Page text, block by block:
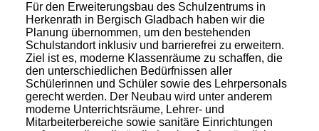
Für den Erweiterungsbau des Schulzentrums in
Herkenrath in Bergisch Gladbach haben wir die
Planung übernommen, um den bestehenden
Schulstandort inklusiv und barrierefrei zu erweitern.
Ziel ist es, moderne Klassenräume zu schaffen, die
den unterschiedlichen Bedürfnissen aller
Schülerinnen und Schüler sowie des Lehrpersonals
gerecht werden. Der Neubau wird unter anderem
moderne Unterrichtsräume, Lehrer- und
Mitarbeiterbereiche sowie sanitäre Einrichtungen